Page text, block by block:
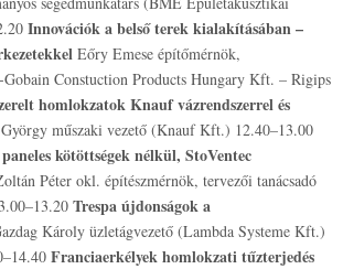
Innovációk a belső terek kialakításában –
Eőry Emese építőmérnök,
Gobain Constuction Products Hungary Kft. – Rigips
homlokzatok Knauf vázrendszerrel és
műszaki vezető (Knauf Kft.) 12.40–13.00
kötöttségek nélkül, StoVentec
Péter okl. építészmérnök, tervezői tanácsadó
Trespa újdonságok a
Károly üzletágvezető (Lambda Systeme Kft.)
Franciaerkélyek homlokzati tűzterjedés